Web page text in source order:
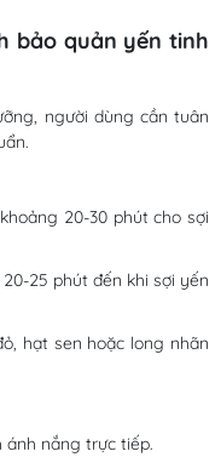
bảo quản yến tinh
người dùng cần tuân
20-30 phút cho sợi
25 phút đến khi sợi yến
hạt sen hoặc long nhãn
nắng trực tiếp.